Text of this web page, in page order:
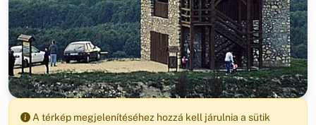
A térkép megjelenítéséhez hozzá kell járulnia a sütik